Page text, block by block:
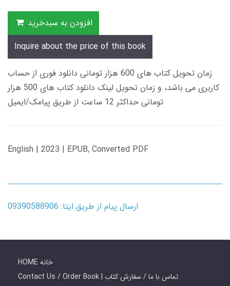
افزودن به سبدخرید
Inquire about the price of this book
زمان تحویل کتاب های 600 هزار تومانی دانلود فوری از حساب
کاربری می باشد، و زمان تحویل لینک دانلود کتاب های 500 هزار
تومانی حداکثر 12 ساعت از طریق پیامک/ایمیل
English | 2023 | EPUB, Converted PDF
ارسال پیام از طریق ایتا: 09390588906
HOME خانه
Contact Us / Order Book | تماس با ما / سفارش کتاب